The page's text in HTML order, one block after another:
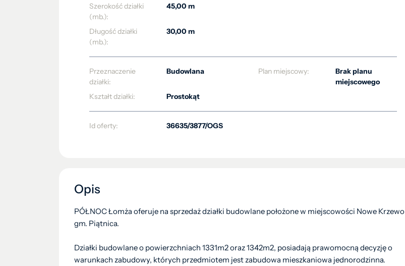
Szerokość działki
(mb.):
45,00 m
Długość działki
(mb.):
30,00 m
Przeznaczenie
działki:
Budowlana
Kształt działki: Prostokąt
Plan miejscowy:
Brak planu
miejscowego
Id oferty: 36635/3877/OGS
Opis
PÓŁNOC Łomża oferuje na sprzedaż działki budowlane położone w miejscowości Nowe Krzewo
gm. Piątnica.
Działki budowlane o powierzchniach 1331m2 oraz 1342m2, posiadają prawomocną decyzję o
warunkach zabudowy, których przedmiotem jest zabudowa mieszkaniowa jednorodzinna.